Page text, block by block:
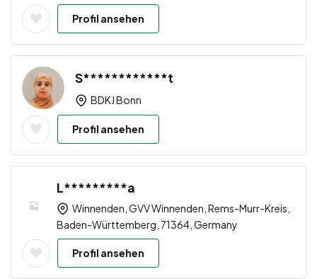
Profil ansehen
S************t
BDKJ Bonn
Profil ansehen
L*********a
Winnenden, GVV Winnenden, Rems-Murr-Kreis,
Baden-Württemberg, 71364, Germany
Profil ansehen